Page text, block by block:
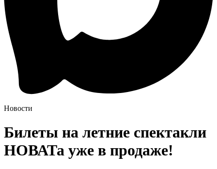
Новости
Билеты на летние спектакли
НОВАТа уже в продаже!